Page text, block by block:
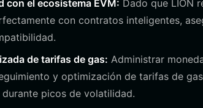
con el ecosistema EVM: Dado que LION
con contratos inteligentes,
de tarifas de gas: Administrar
y optimización de tarifas de
picos de volatilidad.